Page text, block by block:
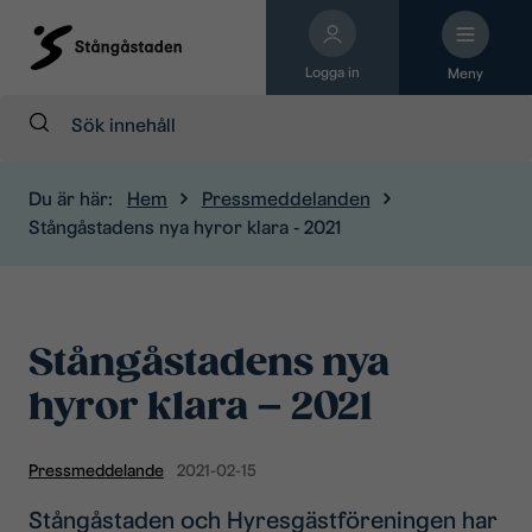
Logga in Meny
Sök:
Du är här: Hem
Pressmeddelanden
Stångåstadens nya hyror klara - 2021
Stångåstadens nya
hyror klara – 2021
Pressmeddelande 2021-02-15
Stångåstaden och Hyresgästföreningen har